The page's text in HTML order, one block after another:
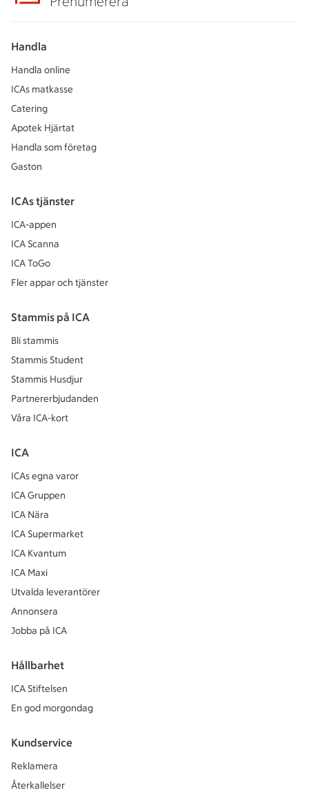
Handla
Handla online
ICAs matkasse
Catering
Apotek Hjärtat
Handla som företag
Gaston
ICAs tjänster
ICA-appen
ICA Scanna
ICA ToGo
Fler appar och tjänster
Stammis på ICA
Bli stammis
Stammis Student
Stammis Husdjur
Partnererbjudanden
Våra ICA-kort
ICA
ICAs egna varor
ICA Gruppen
ICA Nära
ICA Supermarket
ICA Kvantum
ICA Maxi
Utvalda leverantörer
Annonsera
Jobba på ICA
Hållbarhet
ICA Stiftelsen
En god morgondag
Kundservice
Reklamera
Återkallelser